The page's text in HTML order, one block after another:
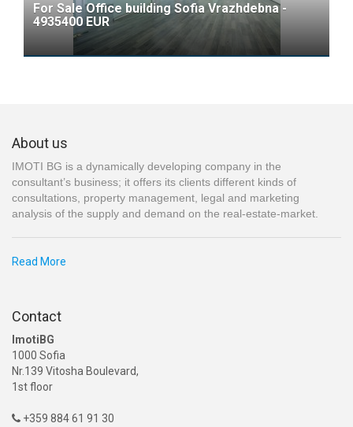
For Sale Office building Sofia Vrazhdebna -
4935400 EUR
About us
IMOTI BG is a dynamically developing company in the
consultant’s business; it offers its clients different kinds of
consultations, property management, legal and marketing
analysis of the supply and demand on the real-estate-market.
Read More
Contact
ImotiBG
1000 Sofia
Nr.139 Vitosha Boulevard,
1st floor
 +359 884 61 91 30